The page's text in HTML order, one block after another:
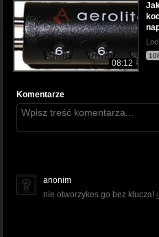
08:12
Komentarze
anonim
nie otworzykes go bez klucza!